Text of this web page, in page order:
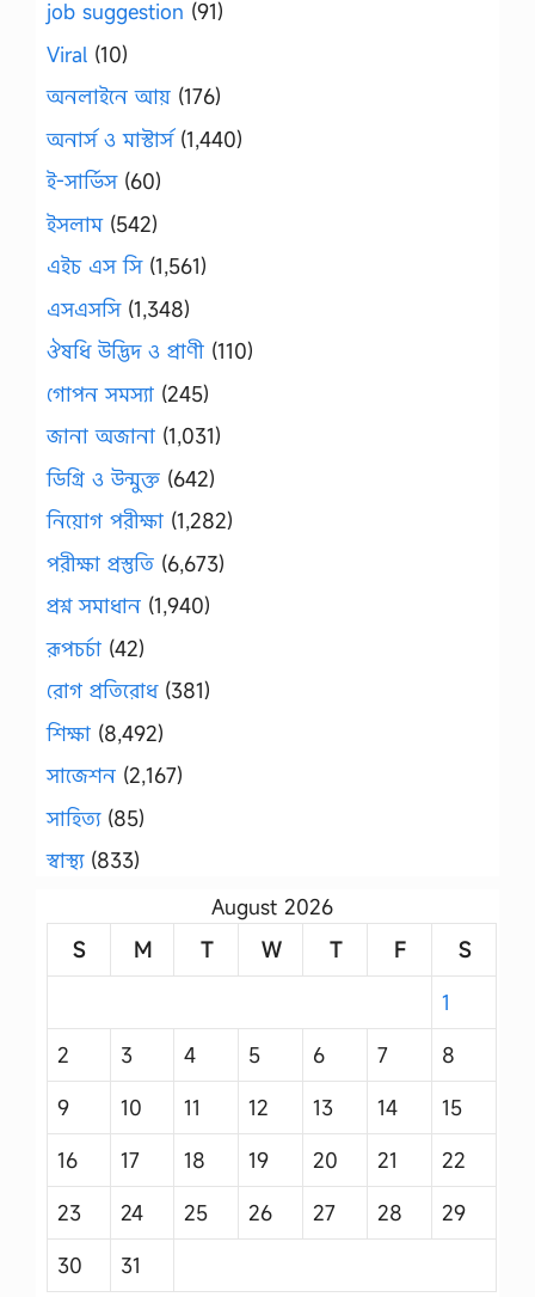
job suggestion (91)
Viral (10)
অনলাইনে আয় (176)
অনার্স ও মাস্টার্স(1,440)
ই-সার্ভিস(60)
ইসলাম(542)
এইচ এস সি(1,561)
এসএসসি(1,348)
ঔষধি উদ্ভিদ ও প্রাণী (110)
গোপন সমস্যা (245)
জানা অজানা (1,031)
ডিগ্রি ও উন্মুক্ত (642)
নিয়োগ পরীক্ষা (1,282)
পরীক্ষা প্রস্তুতি (6,673)
প্রশ্ন সমাধান (1,940)
রূপচর্চা (42)
রোগ প্রতিরোধ(381)
শিক্ষা (8,492)
সাজেশন (2,167)
সাহিত্য(85)
স্বাস্থ্য(833)
August 2026
S
M T W T F
S
1
2
3 4 5 6 7
8
9
10 11 12 13 14
15
16
17 18 19 20 21
22
23
24 25 26 27 28
29
30
31